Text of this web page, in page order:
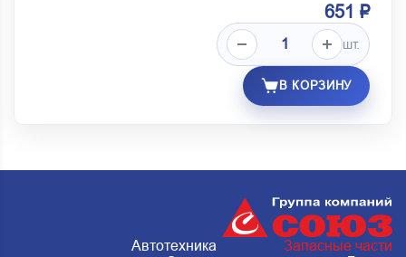
651 ₽
шт.
В КОРЗИНУ
Автотехника
Запасные части